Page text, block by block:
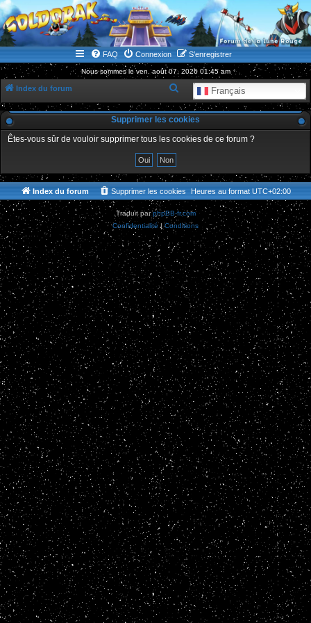
WWW.GOLDORAKGO.COM
le site de la Lune Rouge
FAQ Connexion S’enregistrer
Nous sommes le ven. août 07, 2026 01:45 am
Index du forum Français
e
c
h
h
e
r
Supprimer les cookies
Êtes-vous sûr de vouloir supprimer tous les cookies de ce forum ?
Index du forum Heures au format UTC+02:00
Supprimer les cookies
Traduit parphpBB-fr.com
Confidentialité|Conditions